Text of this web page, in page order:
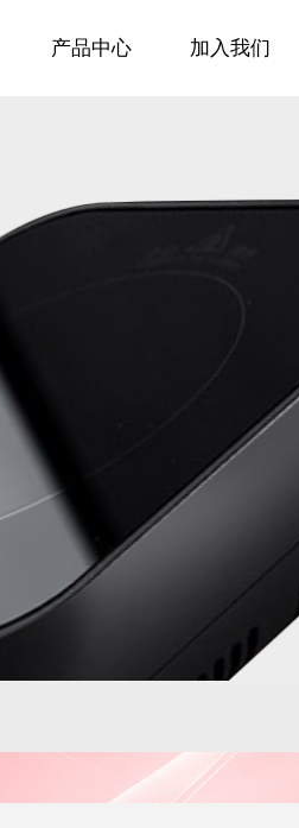
产品中心 加入我们